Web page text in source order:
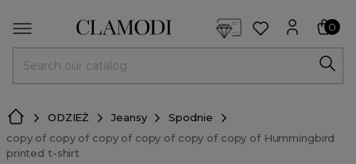
0
ODZIEŻ Jeansy
Spodnie
copy of copy of copy of copy of copy of copy of Hummingbird
printed t-shirt